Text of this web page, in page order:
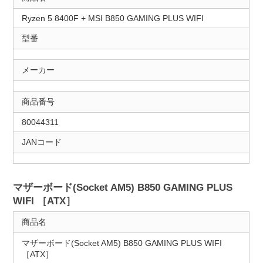
Ryzen 5 8400F + MSI B850 GAMING PLUS WIFI
型番
メーカー
商品番号
80044311
JANコード
マザーボード(Socket AM5) B850 GAMING PLUS
WIFI ［ATX］
商品名
マザーボード(Socket AM5) B850 GAMING PLUS WIFI
［ATX］